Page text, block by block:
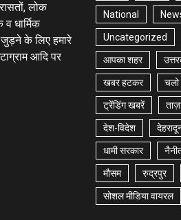
लोक
धार्मिक
के लिए हमारे
आदि पर
National
Uncategorized
आपका शहर
खबर हटकर चलो
ट्रेंडिंग खबरें
देश-विदेश
धामी सरकार
मौसम रुद्रपुर
सोशल मीडिया वायरल